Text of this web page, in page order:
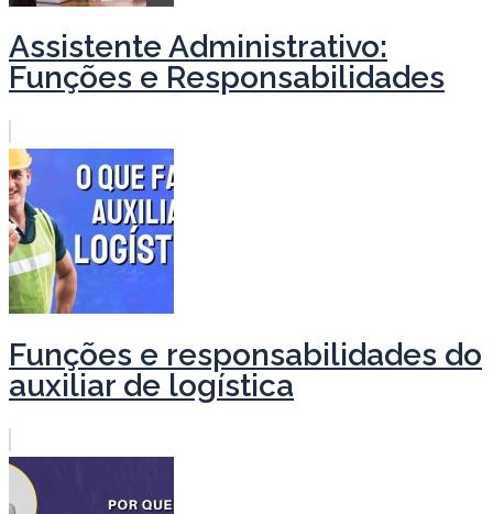
Assistente Administrativo:
Funções e Responsabilidades
Funções e responsabilidades do
auxiliar de logística